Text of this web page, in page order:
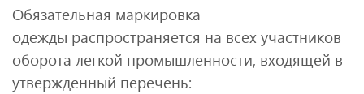
Обязательная маркировка
одежды распространяется на всех участников
оборота легкой промышленности, входящей в
утвержденный перечень: